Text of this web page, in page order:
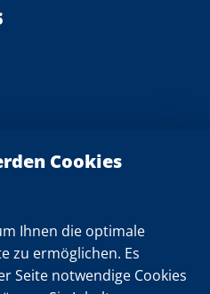
Ihnen die optimale
zu ermöglichen. Es
Seite notwendige Cookies